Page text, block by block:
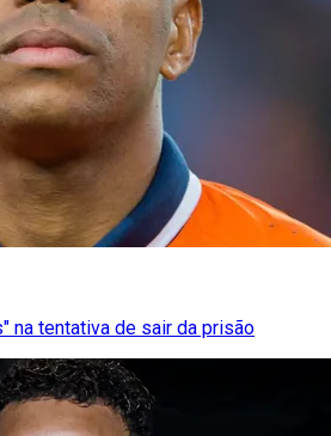
na tentativa de sair da prisão